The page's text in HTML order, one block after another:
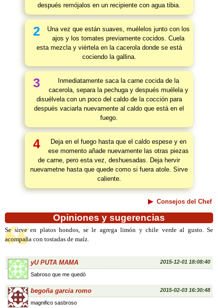
después remójalos en un recipiente con agua tibia.
2
Una vez que están suaves, muélelos junto con los
ajos y los tomates previamente cocidos. Cuela
esta mezcla y viértela en la cacerola donde se está
cociendo la gallina.
3
Inmediatamente saca la carne cocida de la
cacerola, separa la pechuga y después muélela y
disuélvela con un poco del caldo de la cocción para
después vaciarla nuevamente al caldo que está en el
fuego.
4
Deja en el fuego hasta que el caldo espese y en
ese momento añade nuevamente las otras piezas
de carne, pero esta vez, deshuesadas. Deja hervir
nuevametne hasta que quede como si fuera atole. Sirve
caliente.
Consejos del Chef
Opiniones y sugerencias
Se sirve en platos hondos, se le agrega limón y chile verde al gusto. Se
acompaña con tostadas de maíz.
yU PUTA MAMA 2015-12-01 18:08:40
Sabroso que me quedò
begoña garcia romo 2015-02-03 16:30:48
magnifico sasbroso